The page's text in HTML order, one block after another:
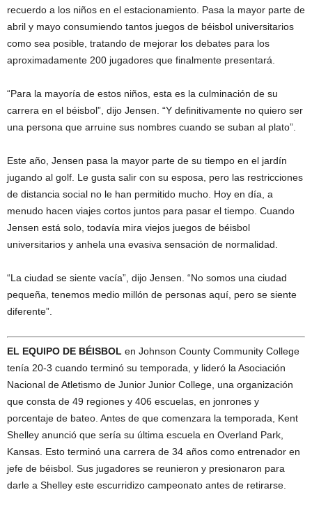
recuerdo a los niños en el estacionamiento. Pasa la mayor parte de
abril y mayo consumiendo tantos juegos de béisbol universitarios
como sea posible, tratando de mejorar los debates para los
aproximadamente 200 jugadores que finalmente presentará.
“Para la mayoría de estos niños, esta es la culminación de su
carrera en el béisbol”, dijo Jensen. “Y definitivamente no quiero ser
una persona que arruine sus nombres cuando se suban al plato”.
Este año, Jensen pasa la mayor parte de su tiempo en el jardín
jugando al golf. Le gusta salir con su esposa, pero las restricciones
de distancia social no le han permitido mucho. Hoy en día, a
menudo hacen viajes cortos juntos para pasar el tiempo. Cuando
Jensen está solo, todavía mira viejos juegos de béisbol
universitarios y anhela una evasiva sensación de normalidad.
“La ciudad se siente vacía”, dijo Jensen. “No somos una ciudad
pequeña, tenemos medio millón de personas aquí, pero se siente
diferente”.
EL EQUIPO DE BÉISBOL en Johnson County Community College
tenía 20-3 cuando terminó su temporada, y lideró la Asociación
Nacional de Atletismo de Junior Junior College, una organización
que consta de 49 regiones y 406 escuelas, en jonrones y
porcentaje de bateo. Antes de que comenzara la temporada, Kent
Shelley anunció que sería su última escuela en Overland Park,
Kansas. Esto terminó una carrera de 34 años como entrenador en
jefe de béisbol. Sus jugadores se reunieron y presionaron para
darle a Shelley este escurridizo campeonato antes de retirarse.